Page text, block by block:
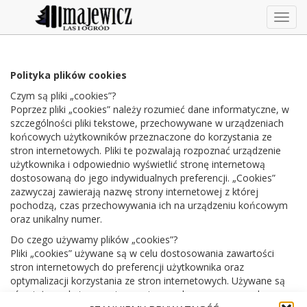
Polityka plików cookies
Czym są pliki „cookies”?
Poprzez pliki „cookies” należy rozumieć dane informatyczne, w
szczególności pliki tekstowe, przechowywane w urządzeniach
końcowych użytkowników przeznaczone do korzystania ze
stron internetowych. Pliki te pozwalają rozpoznać urządzenie
użytkownika i odpowiednio wyświetlić stronę internetową
dostosowaną do jego indywidualnych preferencji. „Cookies”
zazwyczaj zawierają nazwę strony internetowej z której
pochodzą, czas przechowywania ich na urządzeniu końcowym
oraz unikalny numer.
Do czego używamy plików „cookies”?
Pliki „cookies” używane są w celu dostosowania zawartości
stron internetowych do preferencji użytkownika oraz
optymalizacji korzystania ze stron internetowych. Używane są
również w celu tworzenia anonimowych, zagregowanych